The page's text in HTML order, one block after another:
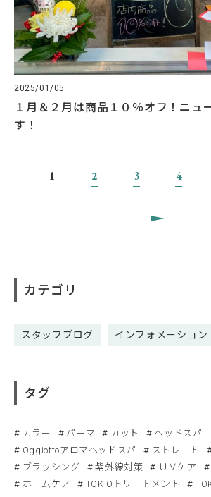
2025/01/05
１月＆２月は商品１０％オフ！ニュ
す！
1 2 3 4
カテゴリ
スタッフブログ インフォメーション
タグ
カラー パーマ カット
ヘッドスパ
Oggiottoアロマヘッドスパ
ストレート
ブラッシング
紫外線対策 ＵＶケア
ホームケア
TOKIOトリートメント